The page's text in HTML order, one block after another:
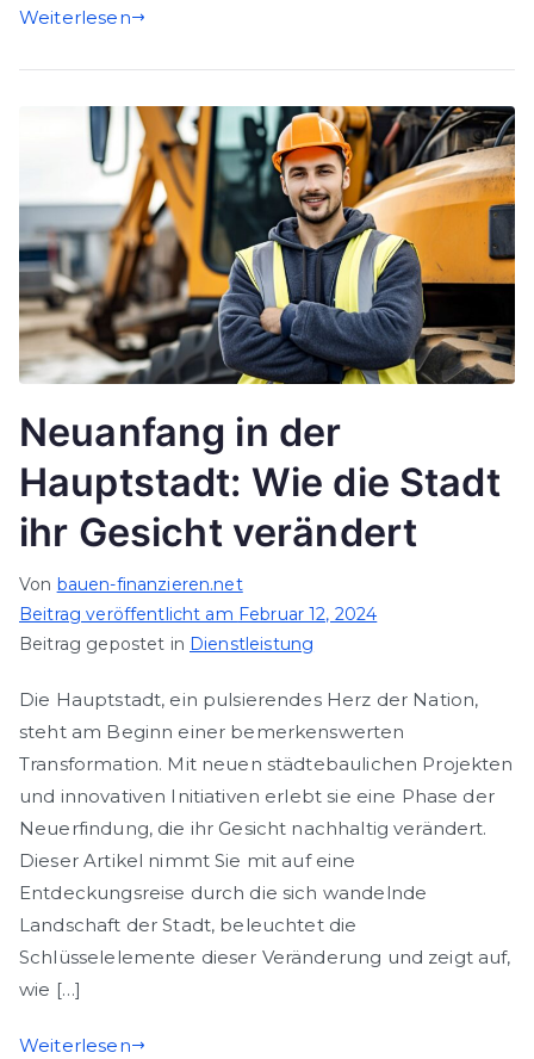
Weiterlesen
Neuanfang in der
Hauptstadt: Wie die Stadt
ihr Gesicht verändert
Von bauen-finanzieren.net
Beitrag veröffentlicht am Februar 12, 2024
Beitrag gepostet in Dienstleistung
Die Hauptstadt, ein pulsierendes Herz der Nation,
steht am Beginn einer bemerkenswerten
Transformation. Mit neuen städtebaulichen Projekten
und innovativen Initiativen erlebt sie eine Phase der
Neuerfindung, die ihr Gesicht nachhaltig verändert.
Dieser Artikel nimmt Sie mit auf eine
Entdeckungsreise durch die sich wandelnde
Landschaft der Stadt, beleuchtet die
Schlüsselelemente dieser Veränderung und zeigt auf,
wie […]
Weiterlesen